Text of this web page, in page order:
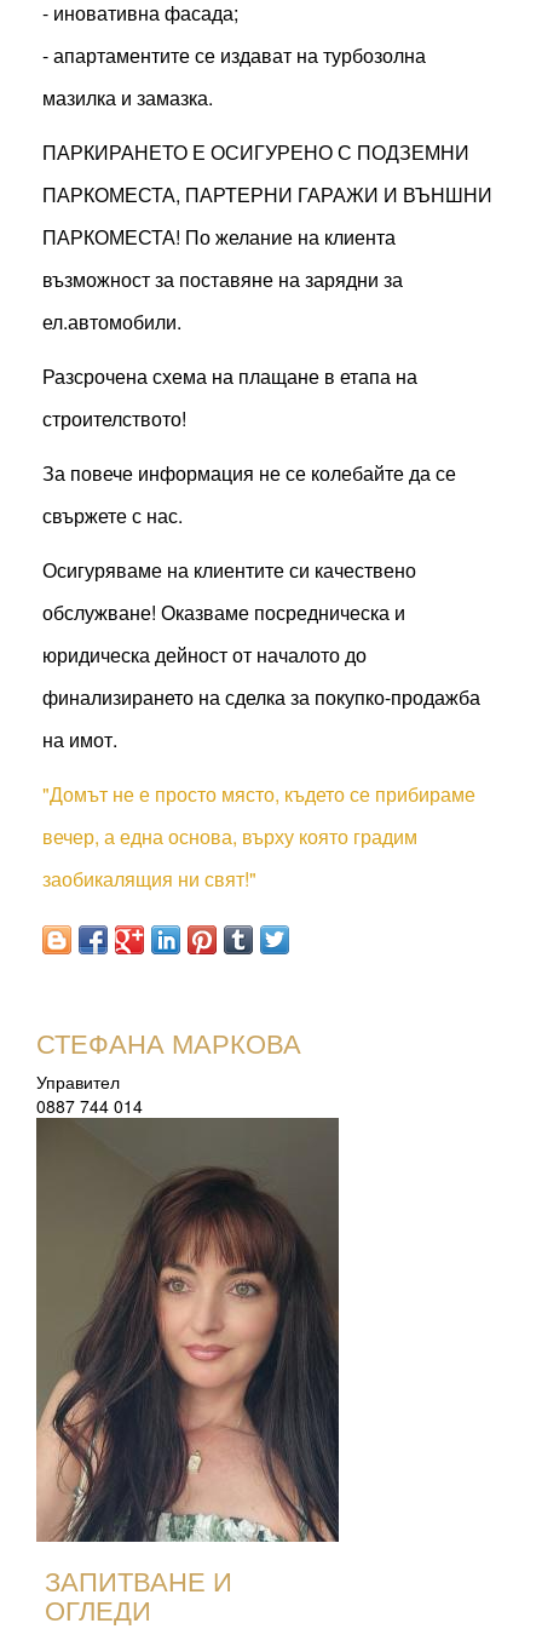
- иновативна фасада;
- апартаментите се издават на турбозолна
мазилка и замазка.
ПАРКИРАНЕТО Е ОСИГУРЕНО С ПОДЗЕМНИ
ПАРКОМЕСТА, ПАРТЕРНИ ГАРАЖИ И ВЪНШНИ
ПАРКОМЕСТА! По желание на клиента
възможност за поставяне на зарядни за
ел.автомобили.
Разсрочена схема на плащане в етапа на
строителството!
За повече информация не се колебайте да се
свържете с нас.
Осигуряваме на клиентите си качествено
обслужване! Оказваме посредническа и
юридическа дейност от началото до
финализирането на сделка за покупко-продажба
на имот.
"Домът не е просто място, където се прибираме
вечер, а една основа, върху която градим
заобикалящия ни свят!"
СТЕФАНА МАРКОВА
Управител
0887 744 014
ЗАПИТВАНЕ И
ОГЛЕДИ